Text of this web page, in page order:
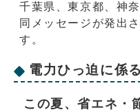
千葉県、東京都、神
同メッセージが発出
す。
電力ひっ迫に係
この夏、省エネ・